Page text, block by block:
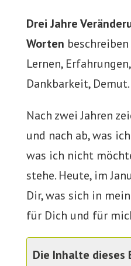
Drei Jahre
Worten
Lernen,
Dankbarkeit, Demut.
Nach zwei Jahren
und nach ab, was
was ich nicht
stehe. Heute, im
Dir, was sich in
für Dich und für
Die Inhalte dieses